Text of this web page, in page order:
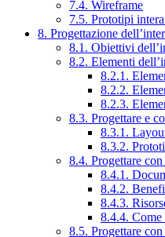
7.4. Wireframe
7.5. Prototipi
8. Progettazione
8.1. Obiettivi
8.2. Elementi
8.2.1.
8.2.2.
8.2.3.
8.3. Progettare e
8.3.1.
8.3.2.
8.4. Progettare
8.4.1.
8.4.2.
8.4.3.
8.4.4. Come
8.5. Progettare